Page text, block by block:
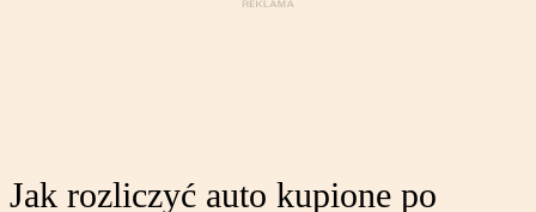
Jak rozliczyć auto kupione po